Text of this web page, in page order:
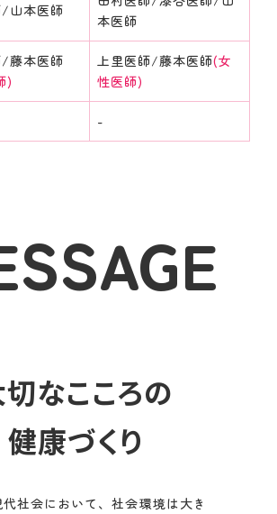
り
午後)
(女性医師)
山本医師
本医師
藤本医師
)
上里医師/藤本医師(女
性医師)
-
なこころの
健康づくり
社会において、社会環境は大き